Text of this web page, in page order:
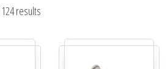
results